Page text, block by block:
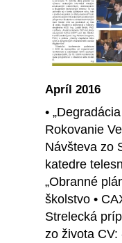
Apríl 2016
•
Rokovanie
Návšteva zo
katedre
„Obranné
školstvo •
Strelecká
zo života